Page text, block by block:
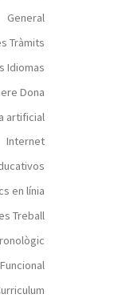
General
Tràmits
Idiomas
Dona
artificial
Internet
en línia
Treball